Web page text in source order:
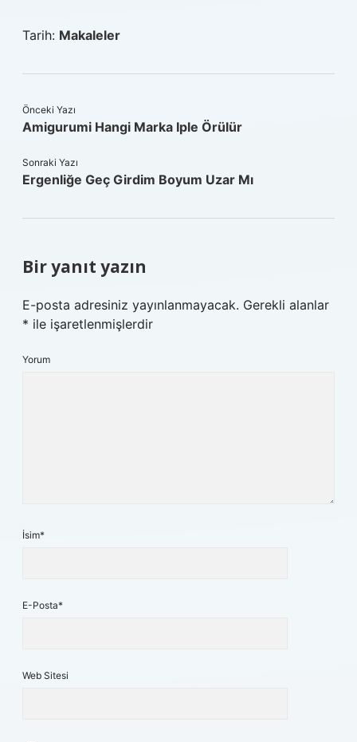
Tarih: Makaleler
Önceki Yazı
Amigurumi Hangi Marka Iple Örülür
Sonraki Yazı
Ergenliğe Geç Girdim Boyum Uzar Mı
Bir yanıt yazın
E-posta adresiniz yayınlanmayacak. Gerekli alanlar
* ile işaretlenmişlerdir
Yorum
İsim*
E-Posta*
Web Sitesi